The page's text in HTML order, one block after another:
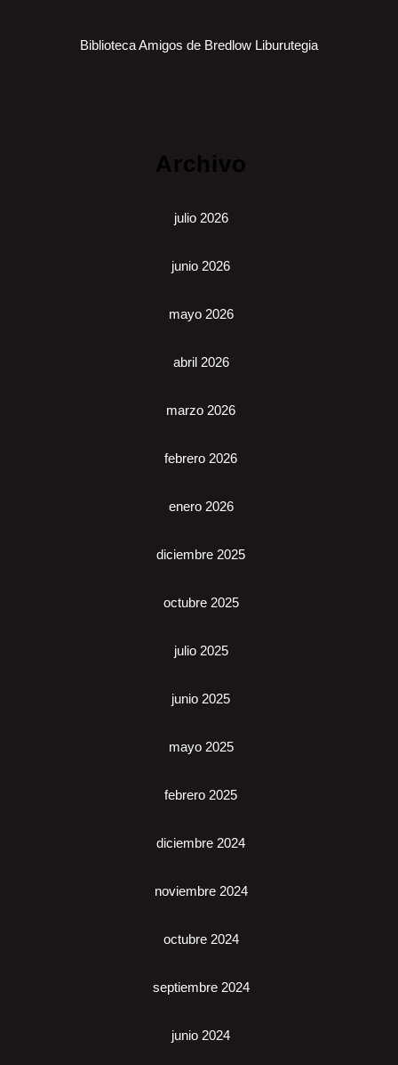
Biblioteca Amigos de Bredlow Liburutegia
Archivo
julio 2026
junio 2026
mayo 2026
abril 2026
marzo 2026
febrero 2026
enero 2026
diciembre 2025
octubre 2025
julio 2025
junio 2025
mayo 2025
febrero 2025
diciembre 2024
noviembre 2024
octubre 2024
septiembre 2024
junio 2024